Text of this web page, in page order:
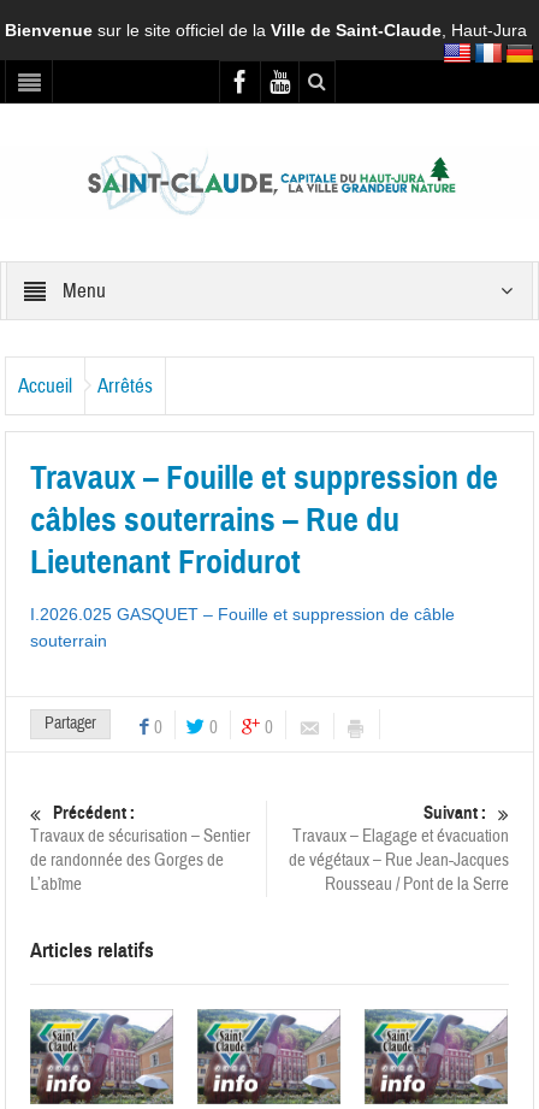
Bienvenuesur le site officiel de laVille de Saint-Claude , Haut-Jura
Menu
Accueil Arrêtés
Travaux – Fouille et suppression de
câbles souterrains – Rue du
Lieutenant Froidurot
I.2026.025 GASQUET – Fouille et suppression de câble
souterrain
Partager 0 0 0
Précédent :
Travaux de sécurisation – Sentier
de randonnée des Gorges de
L’abîme
Suivant :
Travaux – Elagage et évacuation
de végétaux – Rue Jean-Jacques
Rousseau / Pont de la Serre
Articles relatifs